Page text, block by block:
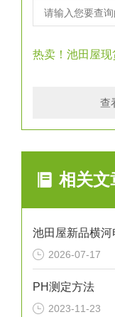
热卖！池田屋现
查
相关文
2026-07-17
PH测定方法
2023-11-23